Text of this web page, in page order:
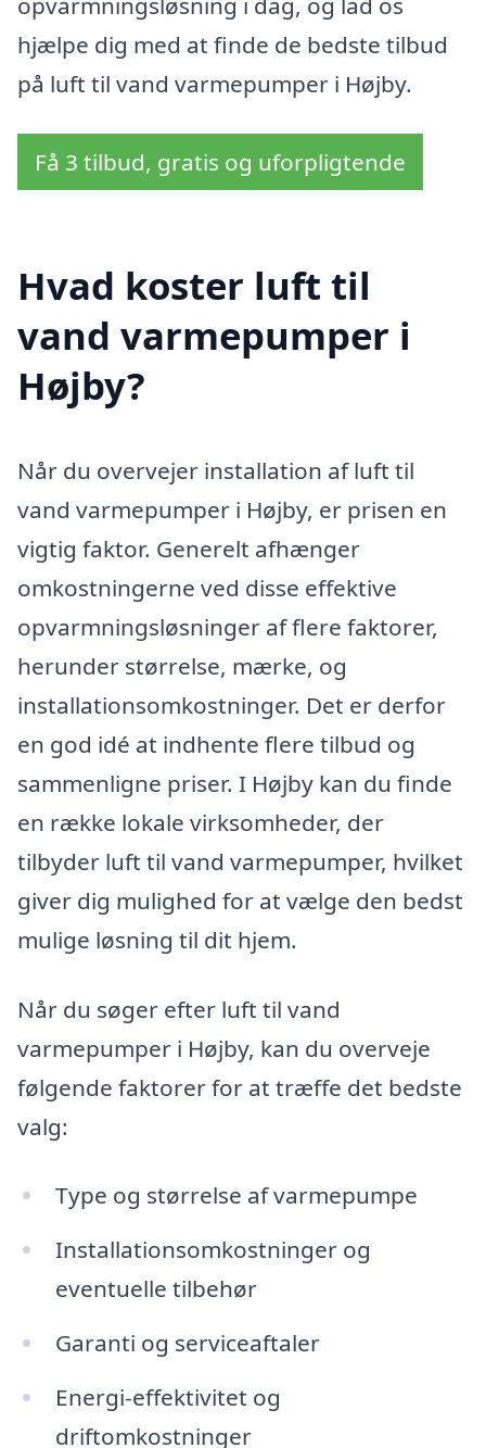
hjælpe dig med at finde de bedste tilbud
på luft til vand varmepumper i Højby.
Få 3 tilbud, gratis og uforpligtende
Hvad koster luft til
vand varmepumper i
Højby?
Når du overvejer installation af luft til
vand varmepumper i Højby, er prisen en
vigtig faktor. Generelt afhænger
omkostningerne ved disse effektive
opvarmningsløsninger af flere faktorer,
herunder størrelse, mærke, og
installationsomkostninger. Det er derfor
en god idé at indhente flere tilbud og
sammenligne priser. I Højby kan du finde
en række lokale virksomheder, der
tilbyder luft til vand varmepumper, hvilket
giver dig mulighed for at vælge den bedst
mulige løsning til dit hjem.
Når du søger efter luft til vand
varmepumper i Højby, kan du overveje
følgende faktorer for at træffe det bedste
valg:
Type og størrelse af varmepumpe
Installationsomkostninger og
eventuelle tilbehør
Garanti og serviceaftaler
Energi-effektivitet og
driftomkostninger